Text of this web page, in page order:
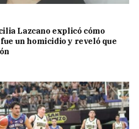
Lazcano explicó cómo
un homicidio y reveló que